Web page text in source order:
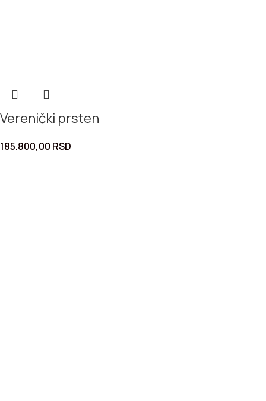
Verenički prsten
185.800,00 RSD